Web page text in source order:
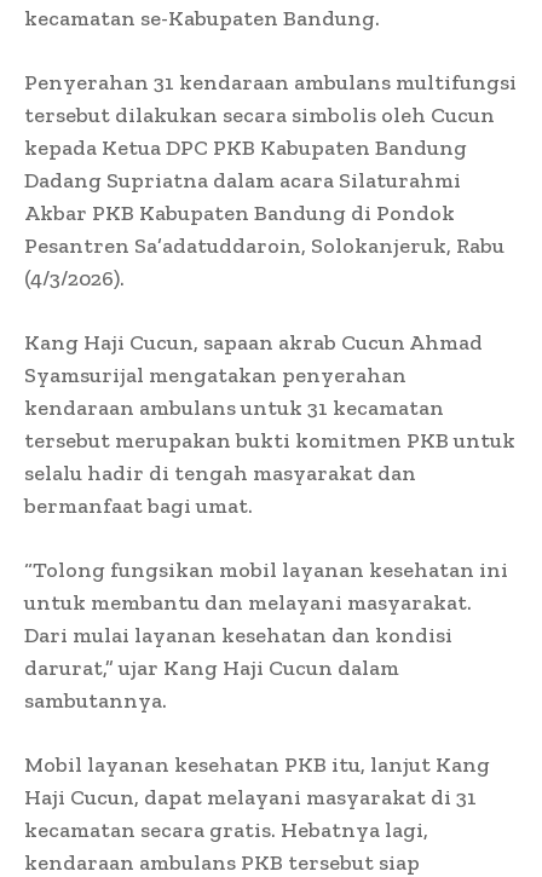
kecamatan se-Kabupaten Bandung.
Penyerahan 31 kendaraan ambulans multifungsi
tersebut dilakukan secara simbolis oleh Cucun
kepada Ketua DPC PKB Kabupaten Bandung
Dadang Supriatna dalam acara Silaturahmi
Akbar PKB Kabupaten Bandung di Pondok
Pesantren Sa’adatuddaroin, Solokanjeruk, Rabu
(4/3/2026).
Kang Haji Cucun, sapaan akrab Cucun Ahmad
Syamsurijal mengatakan penyerahan
kendaraan ambulans untuk 31 kecamatan
tersebut merupakan bukti komitmen PKB untuk
selalu hadir di tengah masyarakat dan
bermanfaat bagi umat.
“Tolong fungsikan mobil layanan kesehatan ini
untuk membantu dan melayani masyarakat.
Dari mulai layanan kesehatan dan kondisi
darurat,” ujar Kang Haji Cucun dalam
sambutannya.
Mobil layanan kesehatan PKB itu, lanjut Kang
Haji Cucun, dapat melayani masyarakat di 31
kecamatan secara gratis. Hebatnya lagi,
kendaraan ambulans PKB tersebut siap